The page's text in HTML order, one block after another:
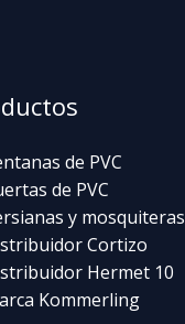
de PVC
de PVC
y mosquiteras
Cortizo
Hermet 10
Kommerling